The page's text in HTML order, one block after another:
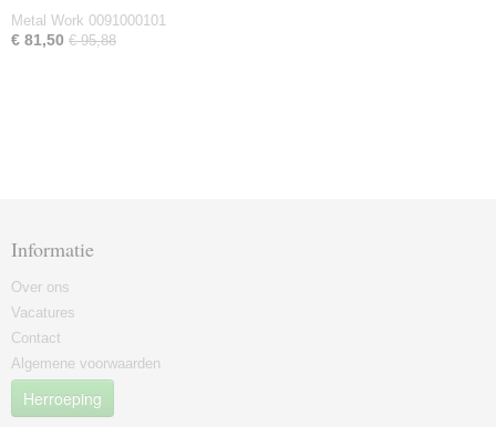
Metal Work 0091000101
€ 81,50 € 95,88
Informatie
Over ons
Vacatures
Contact
Algemene voorwaarden
Herroeping